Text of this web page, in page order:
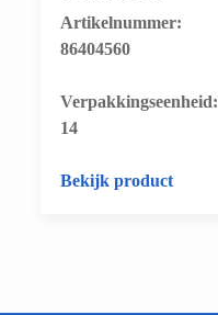
Artikelnummer:
86404560
​Verpakkingseenheid:
14
Bekijk product